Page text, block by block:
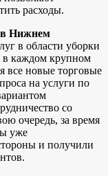
расходы.
Нижнем
в области уборки
в каждом крупном
все новые торговые
на услуги по
со
очередь, за время
уже
и получили